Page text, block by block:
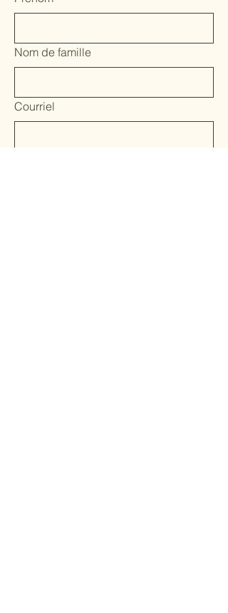
Nom de famille
Courriel